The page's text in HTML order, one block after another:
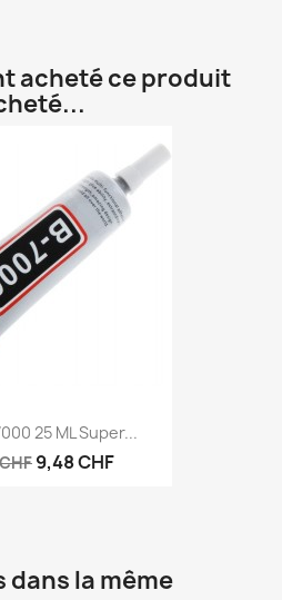
acheté ce produit
25 ML Super...
9,48 CHF
la même